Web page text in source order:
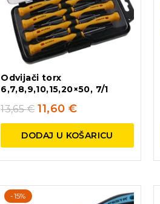
Odvijači torx
6,7,8,9,10,15,20×50, 7/1
13,65€ 11,60 €
DODAJ U KOŠARICU
-15%